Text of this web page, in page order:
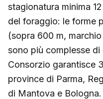
stagionatura minima
del foraggio: le forme
(sopra 600 m,
sono più complesse di
Consorzio garantisce
province di Parma,
di Mantova e